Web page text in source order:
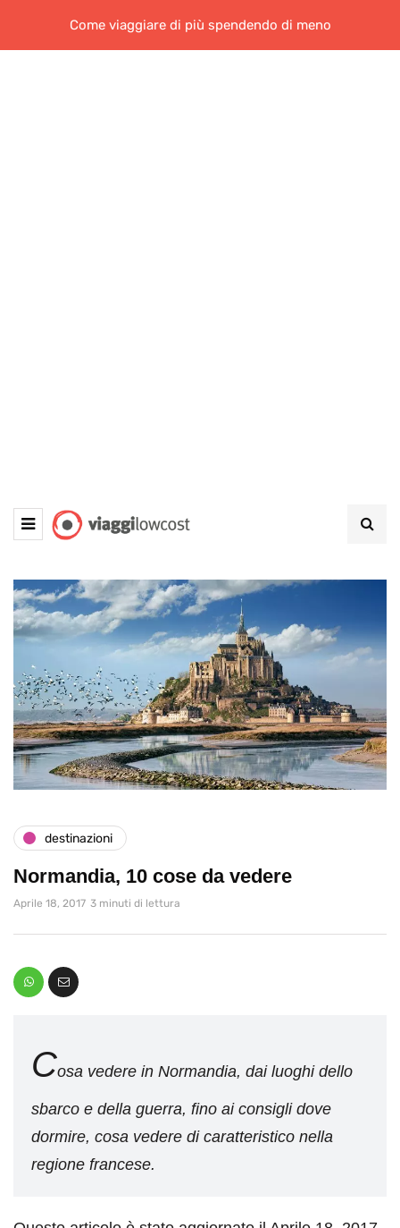
Come viaggiare di più spendendo di meno
destinazioni
Normandia, 10 cose da vedere
Aprile 18, 2017 3 minuti di lettura
Cosa vedere in Normandia, dai luoghi dello
sbarco e della guerra, fino ai consigli dove
dormire, cosa vedere di caratteristico nella
regione francese.